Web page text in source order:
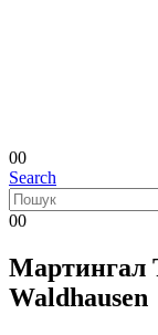
00
Search
00
Мартингал
Waldhausen